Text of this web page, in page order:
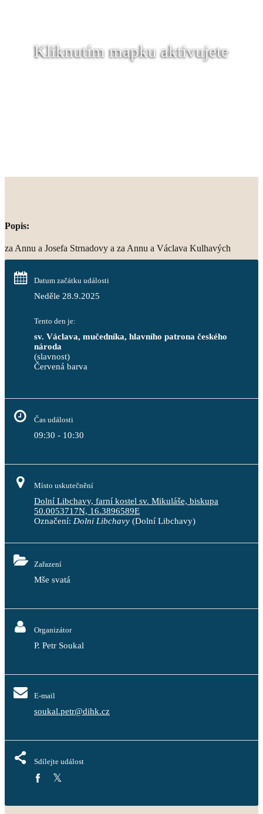
Kliknutím mapku aktivujete
Popis:
za Annu a Josefa Strnadovy a za Annu a Václava Kulhavých
Datum začátku události
Neděle 28.9.2025
Tento den je:
sv. Václava, mučedníka, hlavního patrona českého
národa
(slavnost)
Červená barva
Čas události
09:30 - 10:30
Místo uskutečnění
Dolní Libchavy, farní kostel sv. Mikuláše, biskupa
50.0053717N, 16.3896589E
Označení: Dolní Libchavy (Dolní Libchavy)
Zařazení
Mše svatá
Organizátor
P. Petr Soukal
E-mail
soukal.petr@dihk.cz
Sdílejte událost